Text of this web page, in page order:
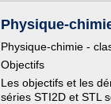
Physique-
Physique-chimie -
Objectifs
Les objectifs et les
séries STI2D et STL